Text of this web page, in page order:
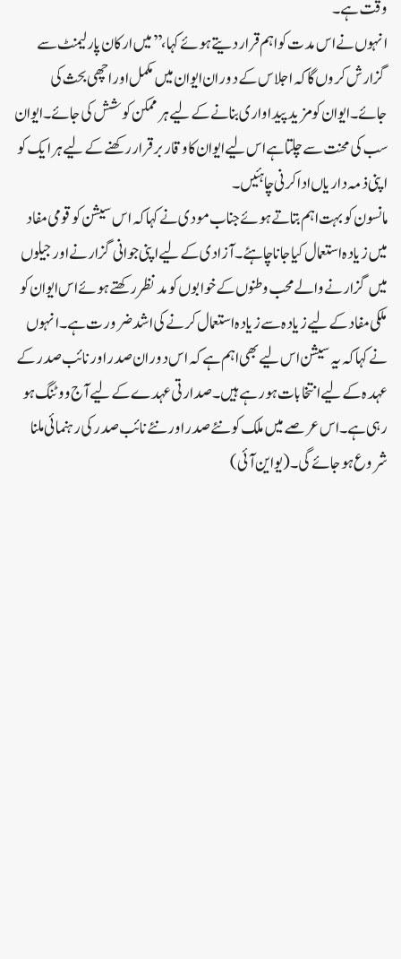
وقت ہے۔
انہوں نے اس مدت کو اہم قرار دیتے ہوئے کہا، ’’میں ارکان پارلیمنٹ سے
گزارش کروں گا کہ اجلاس کے دوران ایوان میں مکمل اور اچھی بحث کی
جائے۔ ایوان کو مزید پیداواری بنانے کے لیے ہر ممکن کوشش کی جائے۔ ایوان
سب کی محنت سے چلتا ہے اس لیے ایوان کا وقار برقرار رکھنے کے لیے ہر ایک کو
اپنی ذمہ داریاں ادا کرنی چاہئیں۔
مانسون کو بہت اہم بتاتے ہوئے جناب مودی نے کہا کہ اس سیشن کو قومی مفاد
میں زیادہ استعمال کیا جانا چاہئے۔ آزادی کے لیے اپنی جوانی گزارنے اور جیلوں
میں گزارنے والے محب وطنوں کے خوابوں کو مدنظر رکھتے ہوئے اس ایوان کو
ملکی مفاد کے لیے زیادہ سے زیادہ استعمال کرنے کی اشد ضرورت ہے۔انہوں
نے کہا کہ یہ سیشن اس لیے بھی اہم ہے کہ اس دوران صدر اور نائب صدر کے
عہدہ کے لیے انتخابات ہو رہے ہیں۔ صدارتی عہدے کے لیے آج ووٹنگ ہو
رہی ہے۔ اس عرصے میں ملک کو نئے صدر اور نئے نائب صدر کی رہنمائی ملنا
شروع ہو جائے گی۔ (یو این آئی)